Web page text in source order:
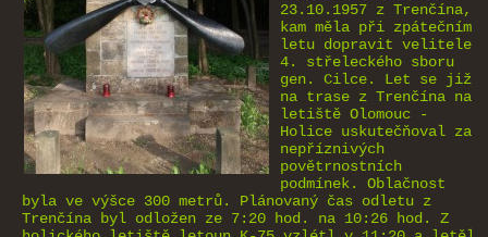
23.10.1957 z Trenčína,
kam měla při zpátečním
letu dopravit velitele
4. střeleckého sboru
gen. Cilce. Let se již
na trase z Trenčína na
letiště Olomouc -
Holice uskutečňoval za
nepříznivých
povětrnostních
podmínek. Oblačnost
byla ve výšce 300 metrů. Plánovaný čas odletu z
Trenčína byl odložen ze 7:20 hod. na 10:26 hod. Z